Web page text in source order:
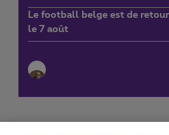
Le football belge est de
le 7 août